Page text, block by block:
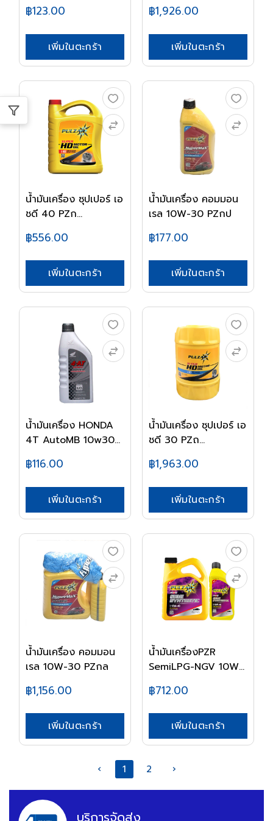
฿123.00
เพิ่มในตะกร้า
฿1,926.00
เพิ่มในตะกร้า
น้ำมันเครื่อง ซุปเปอร์ เอ
ชดี 40 PZก...
฿556.00
เพิ่มในตะกร้า
น้ำมันเครื่อง คอมมอน
เรล 10W-30 PZกป
฿177.00
เพิ่มในตะกร้า
น้ำมันเครื่อง HONDA
4T AutoMB 10w30...
฿116.00
เพิ่มในตะกร้า
น้ำมันเครื่อง ซุปเปอร์ เอ
ชดี 30 PZถ...
฿1,963.00
เพิ่มในตะกร้า
น้ำมันเครื่อง คอมมอน
เรล 10W-30 PZกล
฿1,156.00
เพิ่มในตะกร้า
น้ำมันเครื่องPZR
SemiLPG-NGV 10W-
฿712.00
เพิ่มในตะกร้า
‹ 1 2 ›
บริการจัดส่ง